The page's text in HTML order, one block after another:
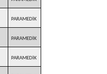
PARAMEDİK
PARAMEDİK
PARAMEDİK